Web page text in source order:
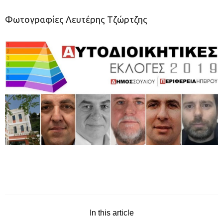
Φωτογραφίες Λευτέρης Τζώρτζης
In this article